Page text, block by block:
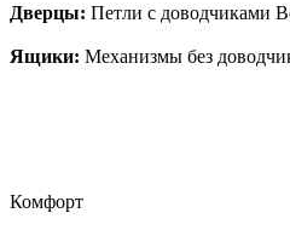
Дверцы: Петли с доводчиками
Ящики: Механизмы без
Комфорт